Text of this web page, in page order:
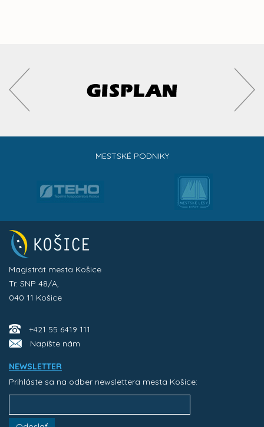
MESTSKÉ PODNIKY
Magistrát mesta Košice
Tr. SNP 48/A,
040 11 Košice
+421 55 6419 111
Napíšte nám
NEWSLETTER
Prihláste sa na odber newslettera mesta Košice: